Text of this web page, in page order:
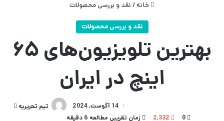
خانه/ نقد و بررسی محصولات
نقد و بررسی محصولات
بهترین تلویزیون‌های ۶۵
اینچ در ایران
تیم تحریریه
14 آگوست, 2024
0
2,332 زمان تقریبی مطالعه 6 دقیقه